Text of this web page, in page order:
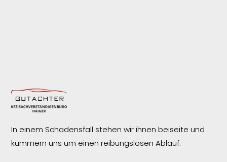
In einem Schadensfall stehen wir ihnen beiseite und
kümmern uns um einen reibungslosenAblauf.